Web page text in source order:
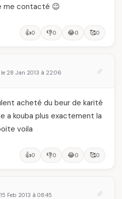
me contacté 😉
👍0 👎0 😂0 🥰0
le 28 Jan 2013 à 22:06
acheté du beur de karité
a kouba plus exactement la
voila
👍0 👎0 😂0 🥰0
Feb 2013 à 08:45